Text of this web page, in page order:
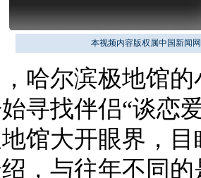
本视频内容版权属中国新闻
尔滨极地馆的
寻找伴侣“谈恋
馆大开眼界，
与往年不同的